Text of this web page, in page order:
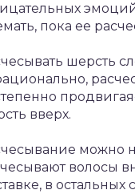
пока ее
шерсть
вверх.
можно
волосы
в остальных